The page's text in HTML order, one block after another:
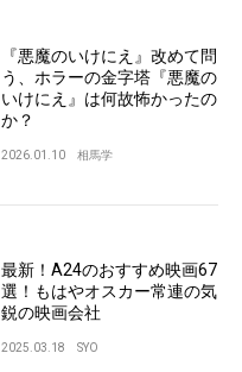
『悪魔のいけにえ』改めて問
う、ホラーの金字塔『悪魔の
いけにえ』は何故怖かったの
か？
2026.01.10 相馬学
最新！A24のおすすめ映画67
選！もはやオスカー常連の気
鋭の映画会社
2025.03.18 SYO